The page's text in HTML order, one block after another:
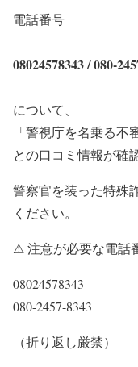
電話番号
08024578343 / 080-
について、
「警視庁を名乗る不
との口コミ情報が確
警察官を装った特殊
ください。
⚠ 注意が必要な電話
08024578343
080-2457-8343
（折り返し厳禁）